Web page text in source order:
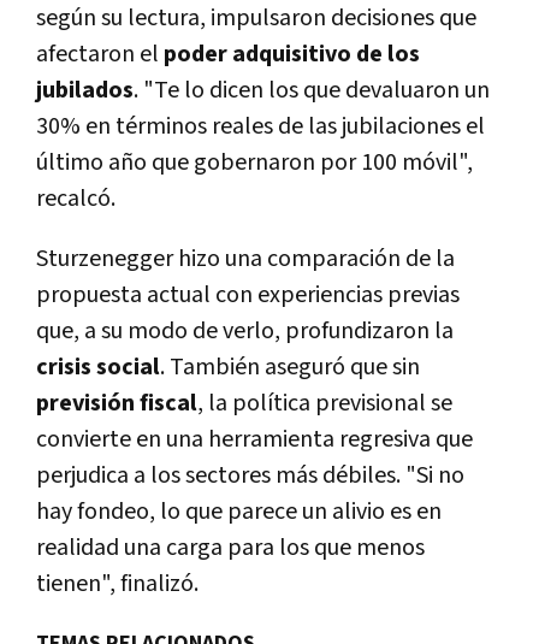
según su lectura, impulsaron decisiones que
afectaron el poder adquisitivo de los
jubilados. "Te lo dicen los que devaluaron un
30% en términos reales de las jubilaciones el
último año que gobernaron por 100 móvil",
recalcó.
Sturzenegger hizo una comparación de la
propuesta actual con experiencias previas
que, a su modo de verlo, profundizaron la
crisis social. También aseguró que sin
previsión fiscal, la política previsional se
convierte en una herramienta regresiva que
perjudica a los sectores más débiles. "Si no
hay fondeo, lo que parece un alivio es en
realidad una carga para los que menos
tienen", finalizó.